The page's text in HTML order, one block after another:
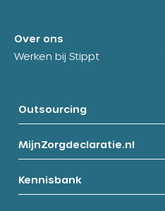
Over ons
Werken bij Stippt
Outsourcing
MijnZorgdeclaratie.nl
Kennisbank